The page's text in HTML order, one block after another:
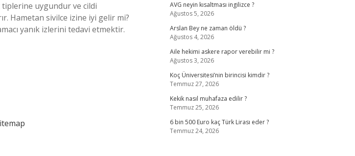
tiplerine uygundur ve cildi
Hametan sivilce izine iyi gelir mi?
yanık izlerini tedavi etmektir.
AVG neyin kısaltması ingilizce ?
Ağustos 5, 2026
Arslan Bey ne zaman öldü ?
Ağustos 4, 2026
Aile hekimi askere rapor verebilir mi ?
Ağustos 3, 2026
Koç Üniversitesi’nin birincisi kimdir ?
Temmuz 27, 2026
Kekik nasıl muhafaza edilir ?
Temmuz 25, 2026
6 bin 500 Euro kaç Türk Lirası eder ?
Temmuz 24, 2026